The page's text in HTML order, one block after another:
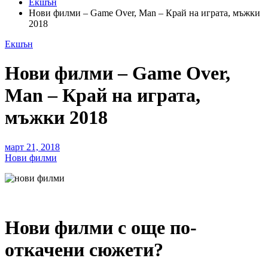
Екшън
Нови филми – Game Over, Man – Край на играта, мъжки
2018
Екшън
Нови филми – Game Over,
Man – Край на играта,
мъжки 2018
март 21, 2018
Нови филми
Нови филми с още по-
откачени сюжети?